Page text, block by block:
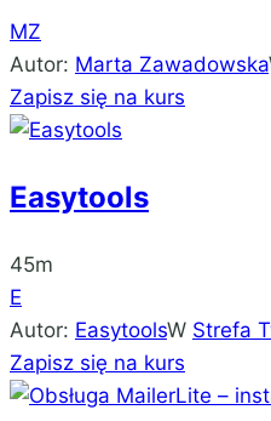
MZ
Autor: Marta Zawadowska
Zapisz się na kurs
Easytools
45m
E
Autor: EasytoolsW Strefa
Zapisz się na kurs